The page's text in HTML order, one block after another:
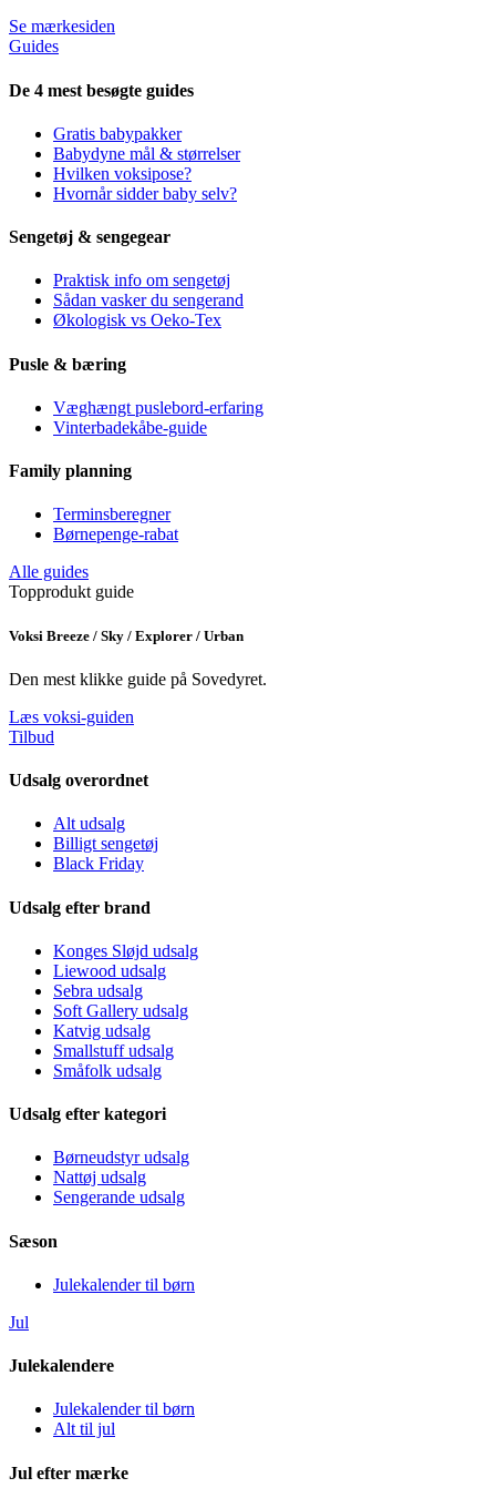
Se mærkesiden
Guides
De 4 mest besøgte guides
Gratis babypakker
Babydyne mål & størrelser
Hvilken voksipose?
Hvornår sidder baby selv?
Sengetøj & sengegear
Praktisk info om sengetøj
Sådan vasker du sengerand
Økologisk vs Oeko-Tex
Pusle & bæring
Væghængt puslebord-erfaring
Vinterbadekåbe-guide
Family planning
Terminsberegner
Børnepenge-rabat
Alle guides
Topprodukt guide
Voksi Breeze / Sky / Explorer / Urban
Den mest klikke guide på Sovedyret.
Læs voksi-guiden
Tilbud
Udsalg overordnet
Alt udsalg
Billigt sengetøj
Black Friday
Udsalg efter brand
Konges Sløjd udsalg
Liewood udsalg
Sebra udsalg
Soft Gallery udsalg
Katvig udsalg
Smallstuff udsalg
Småfolk udsalg
Udsalg efter kategori
Børneudstyr udsalg
Nattøj udsalg
Sengerande udsalg
Sæson
Julekalender til børn
Jul
Julekalendere
Julekalender til børn
Alt til jul
Jul efter mærke